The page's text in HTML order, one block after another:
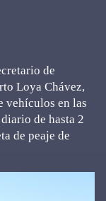
de
Loya Chávez,
vehículos en las
de hasta 2
de peaje de